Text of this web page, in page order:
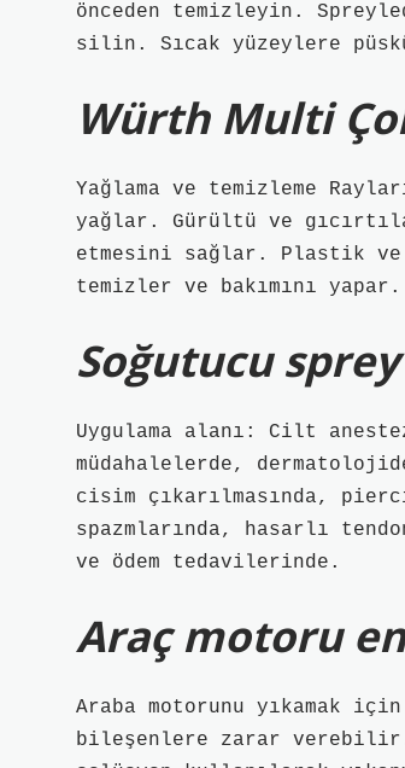
önceden temizleyin.
silin. Sıcak yüzeylere
Würth Multi
Yağlama ve temizleme
yağlar. Gürültü ve
etmesini sağlar. Plastik
temizler ve bakımını yapar.
Soğutucu
Uygulama alanı: Cilt
müdahalelerde,
cisim çıkarılmasında,
spazmlarında, hasarlı
ve ödem tedavilerinde.
Araç motoru
Araba motorunu yıkamak
bileşenlere zarar verebilir.